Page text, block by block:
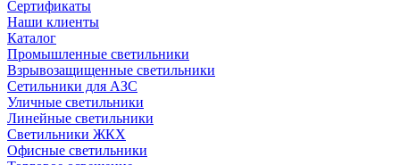
Сертификаты
Наши клиенты
Каталог
Промышленные светильники
Взрывозащищенные светильники
Сетильники для АЗС
Уличные светильники
Линейные светильники
Светильники ЖКХ
Офисные светильники